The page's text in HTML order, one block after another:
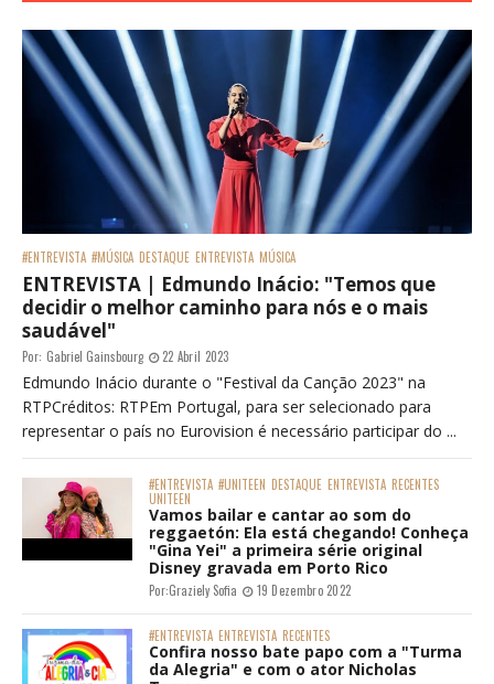
#ENTREVISTA #MÚSICA DESTAQUE ENTREVISTA MÚSICA
ENTREVISTA | Edmundo Inácio: "Temos que
decidir o melhor caminho para nós e o mais
saudável"
Por: Gabriel Gainsbourg 22 Abril 2023
Edmundo Inácio durante o "Festival da Canção 2023" na
RTPCréditos: RTPEm Portugal, para ser selecionado para
representar o país no Eurovision é necessário participar do ...
#ENTREVISTA #UNITEEN DESTAQUE ENTREVISTA RECENTES
UNITEEN
Vamos bailar e cantar ao som do
reggaetón: Ela está chegando! Conheça
"Gina Yei" a primeira série original
Disney gravada em Porto Rico
Por:Graziely Sofia 19 Dezembro 2022
#ENTREVISTA ENTREVISTA RECENTES
Confira nosso bate papo com a "Turma
da Alegria" e com o ator Nicholas